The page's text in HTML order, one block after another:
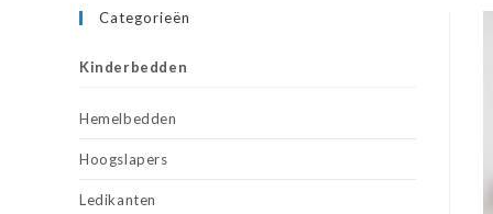
Categorieën
Kinderbedden
Hemelbedden
Hoogslapers
Ledikanten